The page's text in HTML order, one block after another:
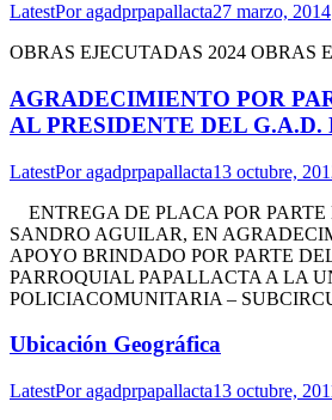
LatestPoragadprpapallacta27 marzo, 2014
OBRAS EJECUTADAS 2024 OBRAS
AGRADECIMIENTO POR
AL PRESIDENTE DEL
LatestPoragadprpapallacta13 octubre,
ENTREGA DE PLACA POR PARTE
SANDRO AGUILAR, EN
APOYO BRINDADO POR PARTE
PARROQUIAL PAPALLACTA A LA
POLICIACOMUNITARIA –
Ubicación Geográfica
LatestPoragadprpapallacta13 octubre,